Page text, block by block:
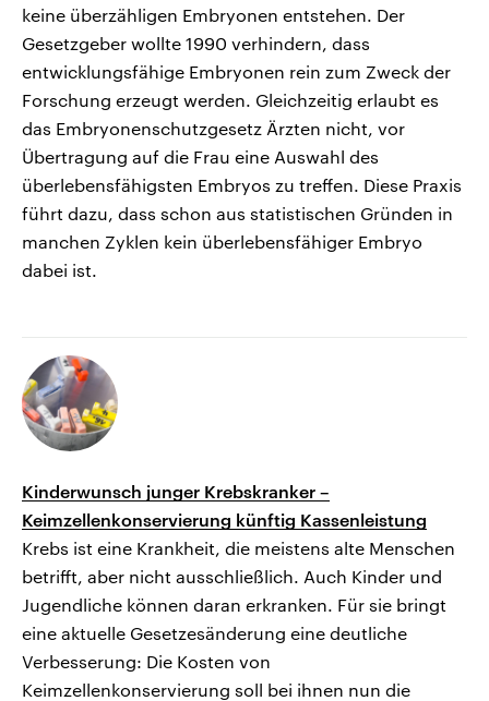
keine überzähligen Embryonen entstehen. Der
Gesetzgeber wollte 1990 verhindern, dass
entwicklungsfähige Embryonen rein zum Zweck der
Forschung erzeugt werden. Gleichzeitig erlaubt es
das Embryonenschutzgesetz Ärzten nicht, vor
Übertragung auf die Frau eine Auswahl des
überlebensfähigsten Embryos zu treffen. Diese Praxis
führt dazu, dass schon aus statistischen Gründen in
manchen Zyklen kein überlebensfähiger Embryo
dabei ist.
Kinderwunsch junger Krebskranker –
Keimzellenkonservierung künftig Kassenleistung
Krebs ist eine Krankheit, die meistens alte Menschen
betrifft, aber nicht ausschließlich. Auch Kinder und
Jugendliche können daran erkranken. Für sie bringt
eine aktuelle Gesetzesänderung eine deutliche
Verbesserung: Die Kosten von
Keimzellenkonservierung soll bei ihnen nun die